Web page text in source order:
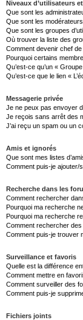
Niveaux d’utilisateurs
Que sont les
Que sont les
Que sont les groupes
Où trouver la liste des
Comment devenir chef
Pourquoi certains
Qu’est-ce qu’un «
Qu’est-ce que le lien «
Messagerie privée
Je ne peux pas envoyer
Je reçois sans arrêt des
J’ai reçu un spam ou un
Amis et ignorés
Que sont mes listes
Comment puis-je ajouter/
Recherche dans les
Comment rechercher
Pourquoi ma recherche
Pourquoi ma recherche
Comment rechercher
Comment puis-je trouver
Surveillance et favoris
Quelle est la différence
Comment mettre en
Comment surveiller des
Comment puis-je
Fichiers joints